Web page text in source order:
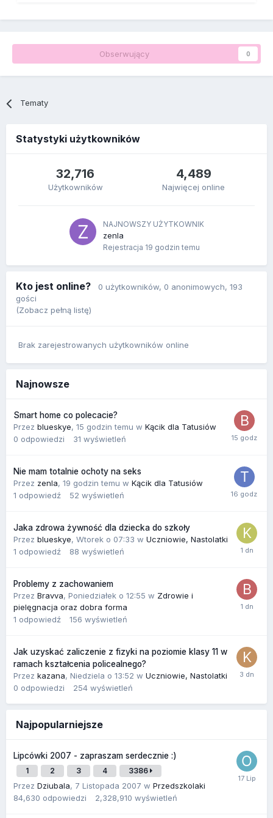
Obserwujący 0
Tematy
Statystyki użytkowników
32,716
Użytkowników
4,489
Najwięcej online
NAJNOWSZY UŻYTKOWNIK
zenla
Rejestracja 19 godzin temu
Kto jest online? 0 użytkowników, 0 anonimowych, 193
gości
(Zobacz pełną listę)
Brak zarejestrowanych użytkowników online
Najnowsze
Smart home co polecacie?
Przez blueskye, 15 godzin temu w Kącik dla Tatusiów
0 odpowiedzi 31 wyświetleń
Nie mam totalnie ochoty na seks
Przez zenla, 19 godzin temu w Kącik dla Tatusiów
1 odpowiedź 52 wyświetleń
Jaka zdrowa żywność dla dziecka do szkoły
Przez blueskye, Wtorek o 07:33 w Uczniowie, Nastolatki
1 odpowiedź 88 wyświetleń
Problemy z zachowaniem
Przez Bravva, Poniedziałek o 12:55 w Zdrowie i
pielęgnacja oraz dobra forma
1 odpowiedź 156 wyświetleń
Jak uzyskać zaliczenie z fizyki na poziomie klasy 11 w
ramach kształcenia policealnego?
Przez kazana, Niedziela o 13:52 w Uczniowie, Nastolatki
0 odpowiedzi 254 wyświetleń
Najpopularniejsze
Lipcówki 2007 - zapraszam serdecznie :)
1 2 3 4 3386
Przez Dziubala, 7 Listopada 2007 w Przedszkolaki
84,630 odpowiedzi 2,328,910 wyświetleń